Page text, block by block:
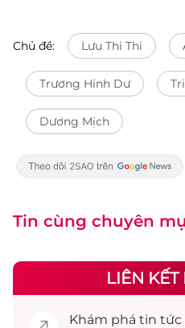
Chủ đề: Lưu Thi Thi
Trương Hinh Dư
Dương Mịch
Tin cùng chuyên
LIÊN
Khám phá tin tức